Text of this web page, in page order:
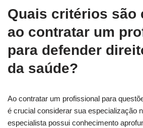
Quais critérios são
ao contratar um
para defender
da saúde?
Ao contratar um profissional para
é crucial considerar sua especialização
especialista possui conhecimento